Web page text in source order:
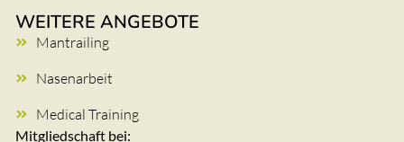
WEITERE ANGEBOTE
Mantrailing
Nasenarbeit
Medical Training
Mitgliedschaft bei: